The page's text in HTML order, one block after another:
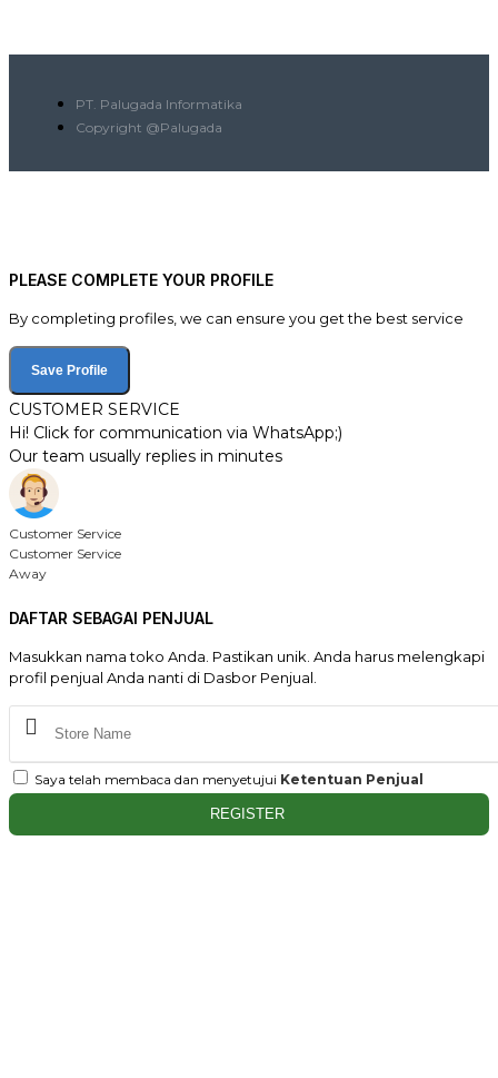
PT. Palugada Informatika
Copyright @Palugada
PLEASE COMPLETE YOUR PROFILE
By completing profiles, we can ensure you get the best service
Save Profile
CUSTOMER SERVICE
Hi! Click for communication via WhatsApp;)
Our team usually replies in minutes
Customer Service
Customer Service
Away
DAFTAR SEBAGAI PENJUAL
Masukkan nama toko Anda. Pastikan unik. Anda harus melengkapi
profil penjual Anda nanti di Dasbor Penjual.
Saya telah membaca dan menyetujui Ketentuan Penjual
REGISTER